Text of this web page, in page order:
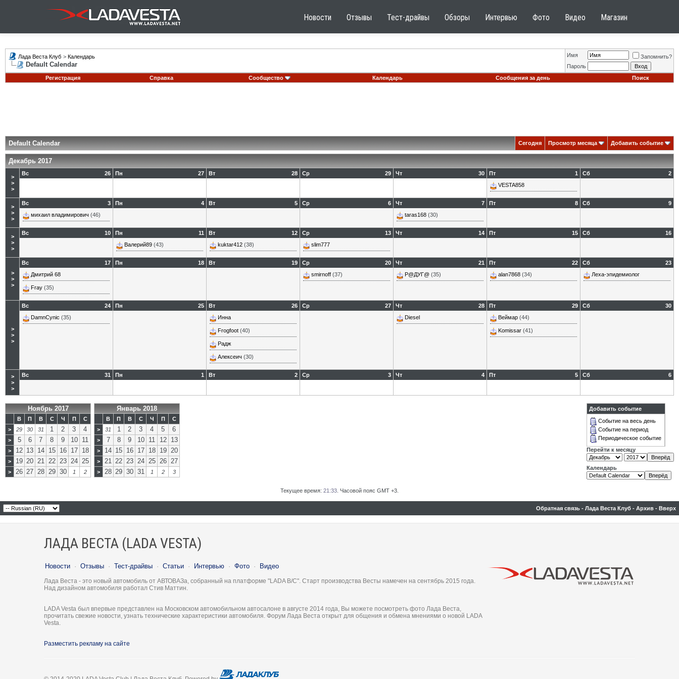
Новости Отзывы Тест-драйвы Обзоры Интервью Фото Видео Магазин
Лада Веста Клуб > Календарь
Default Calendar
Имя
Запомнить?
Пароль
Регистрация
Справка Сообщество Календарь Сообщения за день Поиск
Default Calendar Сегодня Просмотр месяца Добавить событие
Декабрь 2017
>
>
>
26
Вс 27
Пн 28
Вт 29
Ср 30
Чт 1
Пт
VESTA858
2
Сб
>
>
>
3
Вс
михаил владимирович (46)
4
Пн 5
Вт 6
Ср 7
Чт
taras168 (30)
8
Пт 9
Сб
>
>
>
10
Вс 11
Пн
Валерий89 (43)
12
Вт
kuktar412 (38)
13
Ср
slim777
14
Чт 15
Пт 16
Сб
>
>
>
17
Вс
Дмитрий 68
Fray (35)
18
Пн 19
Вт 20
Ср
smirnoff (37)
21
Чт
Р@ДУГ@ (35)
22
Пт
alan7868 (34)
23
Сб
Леха-эпидемиолог
>
>
>
24
Вс
DamnCynic (35)
25
Пн 26
Вт
Инна
Frogfoot (40)
Радж
Алексеич (30)
27
Ср 28
Чт
Diesel
29
Пт
Веймар (44)
Komissar (41)
30
Сб
>
>
>
31
Вс 1
Пн 2
Вт 3
Ср 4
Чт 5
Пт 6
Сб
Ноябрь 2017
В П В С Ч П
С
>
29 30 31 1 2 3 4
> 5 6 7 8 9 10 11
> 12 13 14 15 16 17 18
> 19 20 21 22 23 24 25
> 26 27 28 29 30 1 2
Январь 2018
В П В С Ч П
С
>
31 1 2 3 4 5 6
> 7 8 9 10 11 12 13
> 14 15 16 17 18 19 20
> 21 22 23 24 25 26 27
> 28 29 30 31 1 2 3
Добавить событие
Событие на весь день
Событие на период
Периодическое событие
Перейти к месяцу
Календарь
Текущее время: 21:33 . Часовой пояс GMT +3.
Обратная связь - Лада Веста Клуб - Архив - Вверх
ЛАДА ВЕСТА (LADA VESTA)
Новости · Отзывы · Тест-драйвы · Статьи · Интервью · Фото · Видео
Лада Веста - это новый автомобиль от АВТОВАЗа, собранный на платформе "LADA B/C". Старт производства Весты намечен на сентябрь 2015 года.
Над дизайном автомобиля работал Стив Маттин.
LADA Vesta был впервые представлен на Московском автомобильном автосалоне в августе 2014 года, Вы можете посмотреть фото Лада Веста,
прочитать свежие новости, узнать технические характеристики автомобиля. Форум Лада Веста открыт для общения и обмена мнениями о новой LADA
Vesta.
Разместить рекламу на сайте